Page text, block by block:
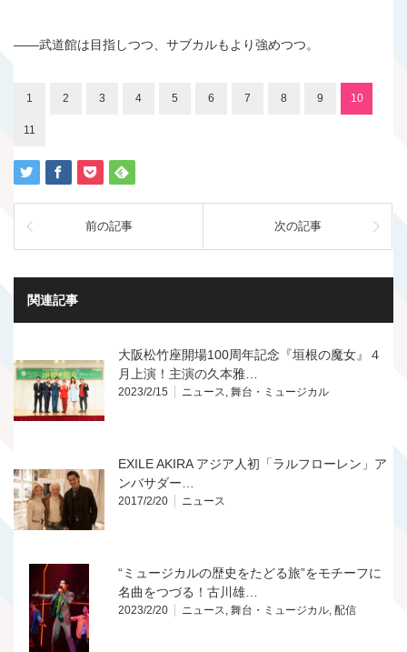
――武道館は目指しつつ、サブカルもより強めつつ。
1 2 3 4 5 6 7 8 9 10
11
前の記事 次の記事
関連記事
大阪松竹座開場100周年記念『垣根の魔女』４
月上演！主演の久本雅…
2023/2/15 ニュース 舞台・ミュージカル
EXILE AKIRA アジア人初「ラルフローレン」ア
ンバサダー…
2017/2/20 ニュース
“ミュージカルの歴史をたどる旅”をモチーフに
名曲をつづる！古川雄…
2023/2/20 ニュース 舞台・ミュージカル 配信